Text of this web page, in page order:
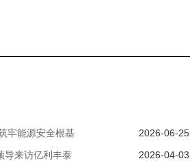
牢能源安全根基 2026-06-25
导来访亿利丰泰
2026-04-03